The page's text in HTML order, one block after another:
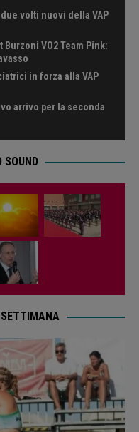
volti nuovi della VAP
VO2 Team Pink:
in forza alla VAP
arrivo per la seconda
SOUND